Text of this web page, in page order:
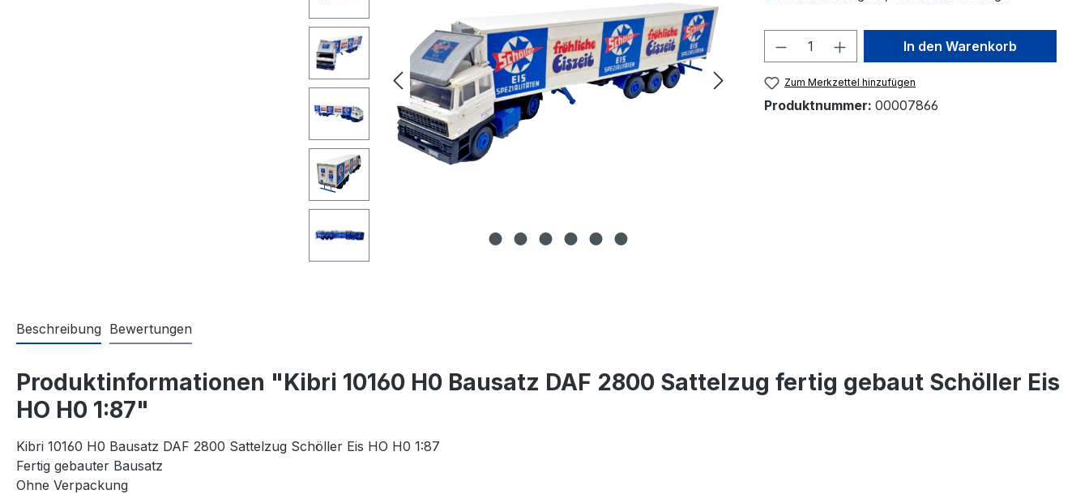
Produkt Anzahl: Gib den
In den Warenkorb
Zum Merkzettel hinzufügen
Produktnummer: 00007866
Beschreibung Bewertungen
Produktinformationen "Kibri 10160 H0 Bausatz DAF 2800 Sattelzug fertig gebaut Schöller Eis
HO H0 1:87"
Kibri 10160 H0 Bausatz DAF 2800 Sattelzug Schöller Eis HO H0 1:87
Fertig gebauter Bausatz
Ohne Verpackung